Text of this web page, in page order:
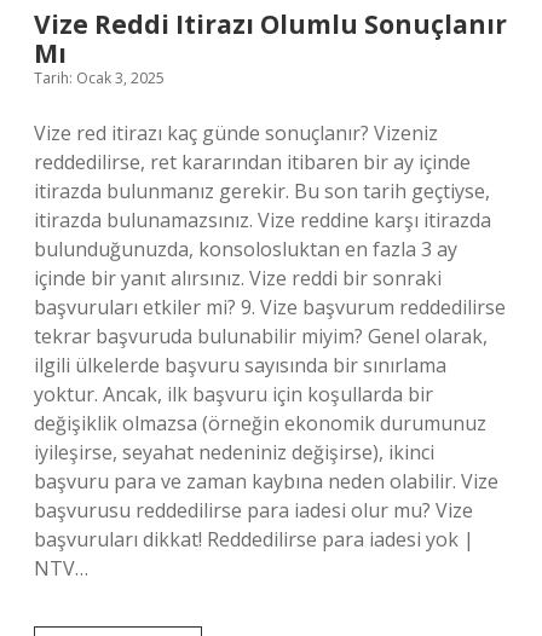
Vize Reddi Itirazı Olumlu Sonuçlanır
Mı
Tarih: Ocak 3, 2025
Vize red itirazı kaç günde sonuçlanır? Vizeniz
reddedilirse, ret kararından itibaren bir ay içinde
itirazda bulunmanız gerekir. Bu son tarih geçtiyse,
itirazda bulunamazsınız. Vize reddine karşı itirazda
bulunduğunuzda, konsolosluktan en fazla 3 ay
içinde bir yanıt alırsınız. Vize reddi bir sonraki
başvuruları etkiler mi? 9. Vize başvurum reddedilirse
tekrar başvuruda bulunabilir miyim? Genel olarak,
ilgili ülkelerde başvuru sayısında bir sınırlama
yoktur. Ancak, ilk başvuru için koşullarda bir
değişiklik olmazsa (örneğin ekonomik durumunuz
iyileşirse, seyahat nedeniniz değişirse), ikinci
başvuru para ve zaman kaybına neden olabilir. Vize
başvurusu reddedilirse para iadesi olur mu? Vize
başvuruları dikkat! Reddedilirse para iadesi yok |
NTV…